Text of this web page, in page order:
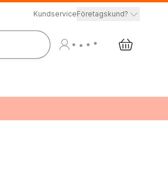
KundserviceFöretagskund?